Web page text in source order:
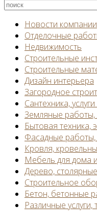
Новости компании
Отделочные
Недвижимость
Строительные
Строительные
Дизайн интерьера
Загородное
Сантехника,
Земляные
Бытовая техника,
Фасадные
Кровля,
Мебель для дома
Дерево,
Строительное
Бетон, бетонные
Различные услуги,